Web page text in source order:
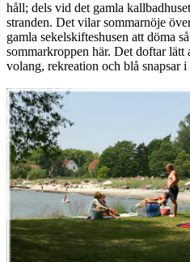
håll; dels vid det gamla
stranden. Det vilar sommarnöje
gamla sekelskifteshusen att döma
sommarkroppen här. Det doftar lätt
volang, rekreation och blå snapsar